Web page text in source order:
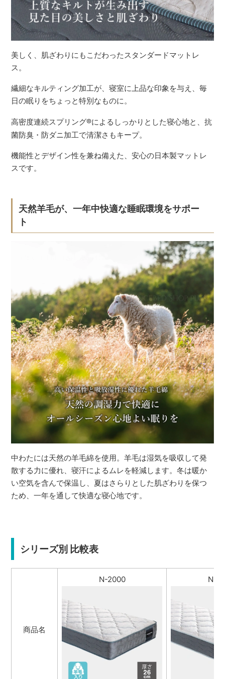
美しく、肌ざわりにもこだわったスタンダードマットレ
ス。
繊細なキルティング加工が、寝室に上品な印象を与え、毎
日の眠りをちょっと特別なものに。
高密度連続スプリング®によるしっかりとした寝心地と、抗
菌防臭・防ダニ加工で清潔さもキープ。
機能性とデザイン性を兼ね備えた、安心の日本製マットレ
スです。
天然羊毛が、一年中快適な睡眠環境をサポー
ト
中わたには天然の羊毛綿を使用。羊毛は湿気を吸収して発
散する力に優れ、寝汗によるムレを軽減します。冬は暖か
い空気を含んで保温し、夏はさらりとした肌ざわりを保つ
ため、一年を通して快適な寝心地です。
シリーズ別 比較表
商品名
N-2000 N-